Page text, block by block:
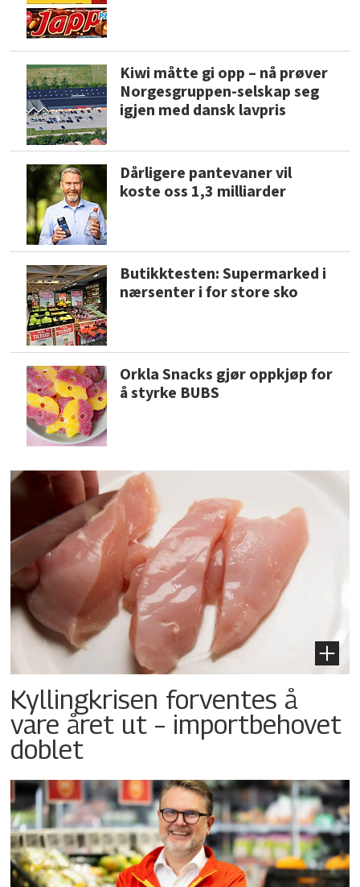
Kiwi måtte gi opp – nå prøver
Norgesgruppen-selskap seg
igjen med dansk lavpris
Dårligere pantevaner vil
koste oss 1,3 milliarder
Butikktesten: Supermarked i
nærsenter i for store sko
Orkla Snacks gjør oppkjøp for
å styrke BUBS
Kyllingkrisen forventes å
vare året ut – importbehovet
doblet